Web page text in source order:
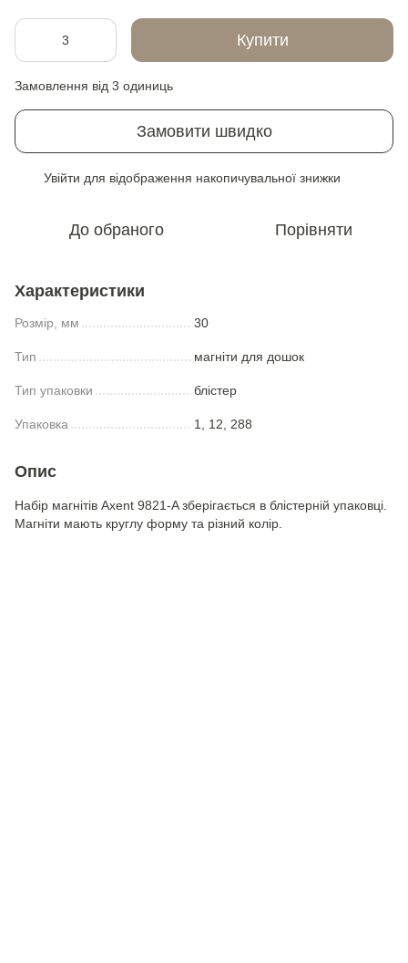
Купити
Замовлення від 3 одиниць
Замовити швидко
Увійти для відображення накопичувальної знижки
До обраного Порівняти
Характеристики
Розмір, мм 30
Тип магніти для дошок
Тип упаковки блістер
Упаковка 1, 12, 288
Опис
Набір магнітів Axent 9821-A зберігається в блістерній упаковці.
Магніти мають круглу форму та різний колір.